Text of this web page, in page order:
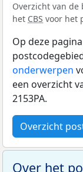
Overzicht van
het CBS voor het
Op deze
onderwerpen
een overzicht
2153PA.
Overzicht
Over het